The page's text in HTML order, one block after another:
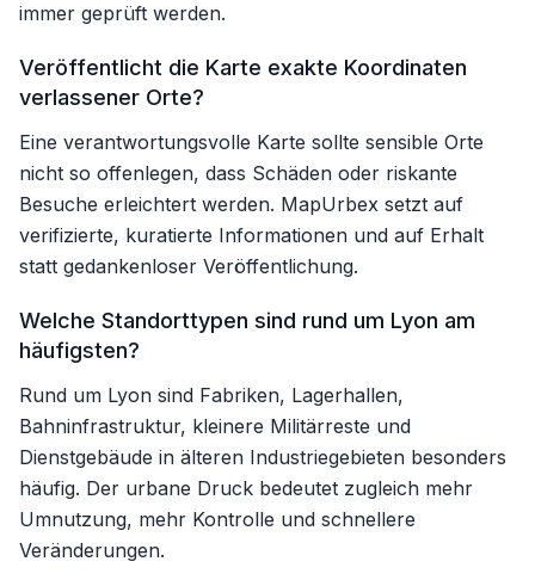
immer geprüft werden.
Veröffentlicht die Karte exakte Koordinaten
verlassener Orte?
Eine verantwortungsvolle Karte sollte sensible Orte
nicht so offenlegen, dass Schäden oder riskante
Besuche erleichtert werden. MapUrbex setzt auf
verifizierte, kuratierte Informationen und auf Erhalt
statt gedankenloser Veröffentlichung.
Welche Standorttypen sind rund um Lyon am
häufigsten?
Rund um Lyon sind Fabriken, Lagerhallen,
Bahninfrastruktur, kleinere Militärreste und
Dienstgebäude in älteren Industriegebieten besonders
häufig. Der urbane Druck bedeutet zugleich mehr
Umnutzung, mehr Kontrolle und schnellere
Veränderungen.